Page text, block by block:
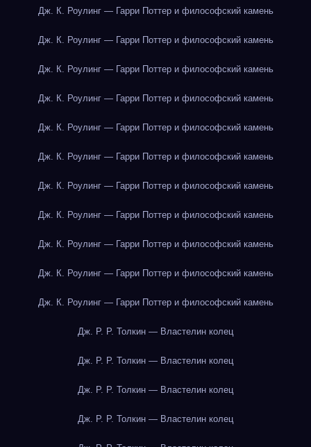
Дж. К. Роулинг — Гарри Поттер и философский камень
Дж. К. Роулинг — Гарри Поттер и философский камень
Дж. К. Роулинг — Гарри Поттер и философский камень
Дж. К. Роулинг — Гарри Поттер и философский камень
Дж. К. Роулинг — Гарри Поттер и философский камень
Дж. К. Роулинг — Гарри Поттер и философский камень
Дж. К. Роулинг — Гарри Поттер и философский камень
Дж. К. Роулинг — Гарри Поттер и философский камень
Дж. К. Роулинг — Гарри Поттер и философский камень
Дж. К. Роулинг — Гарри Поттер и философский камень
Дж. К. Роулинг — Гарри Поттер и философский камень
Дж. Р. Р. Толкин — Властелин колец
Дж. Р. Р. Толкин — Властелин колец
Дж. Р. Р. Толкин — Властелин колец
Дж. Р. Р. Толкин — Властелин колец